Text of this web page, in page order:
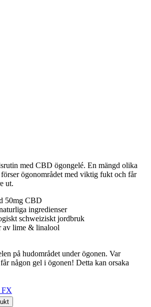
med CBD ögongelé. En mängd olika
ögonområdet med viktig fukt och får
ut.
50mg CBD
ingredienser
schweiziskt jordbruk
av lime & linalool
på hudområdet under ögonen. Var
någon gel i ögonen! Detta kan orsaka
FX